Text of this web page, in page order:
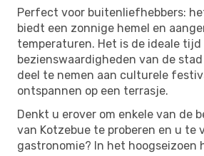
Perfect voor buitenliefhebbers:
biedt een zonnige hemel en
temperaturen. Het is de ideale
bezienswaardigheden van de
deel te nemen aan culturele
ontspannen op een terrasje.
Denkt u erover om enkele van de
van Kotzebue te proberen en u te
gastronomie? In het hoogseizoen